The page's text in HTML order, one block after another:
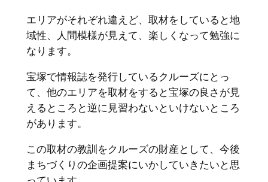
エリアがそれぞれ違えど、取材をしていると地
域性、人間模様が見えて、楽しくなって勉強に
なります。
宝塚で情報誌を発行しているクルーズにとっ
て、他のエリアを取材をすると宝塚の良さが見
えるところと逆に見習わないといけないところ
があります。
この取材の教訓をクルーズの財産として、今後
まちづくりの企画提案にいかしていきたいと思